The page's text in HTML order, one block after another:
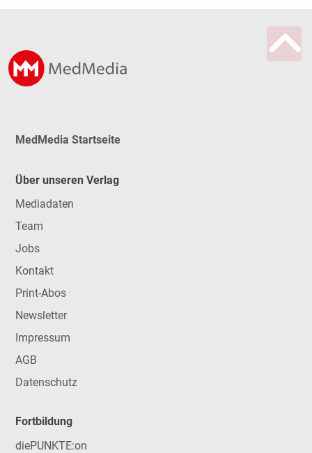
MedMedia Startseite
Über unseren Verlag
Mediadaten
Team
Jobs
Kontakt
Print-Abos
Newsletter
Impressum
AGB
Datenschutz
Fortbildung
diePUNKTE:on